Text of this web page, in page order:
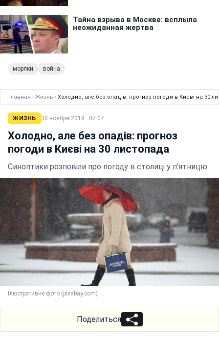
моряки война
Главная › Жизнь › Холодно, але без опадів: прогноз погоди в Києві на 30
ЖИЗНЬ 30 ноября 2018 · 07:07
Холодно, але без опадів: прогноз
погоди в Києві на 30 листопада
Синоптики розповіли про погоду в столиці у п'ятницю
Ілюстративне фото (pixabay.com)
Поделиться